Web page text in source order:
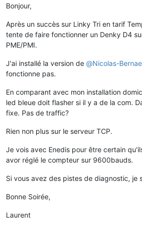
Bonjour,
Après un succès sur Linky Tri en tarif
tente de faire fonctionner un Denky D4
PME/PMI.
J'ai installé la version de @Nicolas-
fonctionne pas.
En comparant avec mon installation
led bleue doit flasher si il y a de la com.
fixe. Pas de traffic?
Rien non plus sur le serveur TCP.
Je vois avec Enedis pour être certain
avor réglé le compteur sur 9600bauds.
Si vous avez des pistes de diagnostic, je
Bonne Soirée,
Laurent